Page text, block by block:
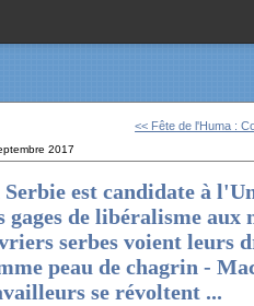
<< Fête de l'Huma :
2017
est candidate à
gages de libéralisme
serbes voient leurs
peau de chagrin -
se révoltent ...